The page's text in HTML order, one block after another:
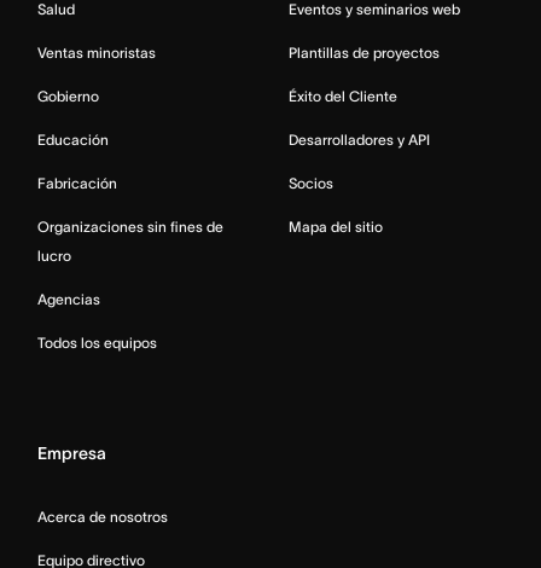
Salud
Ventas minoristas
Gobierno
Educación
Fabricación
Organizaciones sin fines de
lucro
Agencias
Todos los equipos
Eventos y seminarios web
Plantillas de proyectos
Éxito del Cliente
Desarrolladores y API
Socios
Mapa del sitio
Empresa
Acerca de nosotros
Equipo directivo